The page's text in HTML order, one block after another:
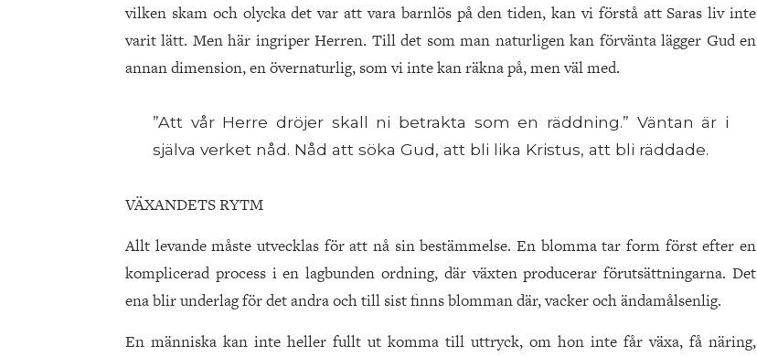
vilken skam och olycka det var att vara barnlös på den tiden, kan vi förstå att Saras liv inte
varit lätt. Men här ingriper Herren. Till det som man naturligen kan förvänta lägger Gud en
annan dimension, en övernaturlig, som vi inte kan räkna på, men väl med.
”Att vår Herre dröjer skall ni betrakta som en räddning.” Väntan är i
själva verket nåd. Nåd att söka Gud, att bli lika Kristus, att bli räddade.
VÄXANDETS RYTM
Allt levande måste utvecklas för att nå sin bestämmelse. En blomma tar form först efter en
komplicerad process i en lagbunden ordning, där växten producerar förutsättningarna. Det
ena blir underlag för det andra och till sist finns blomman där, vacker och ändamålsenlig.
En människa kan inte heller fullt ut komma till uttryck, om hon inte får växa, få näring,